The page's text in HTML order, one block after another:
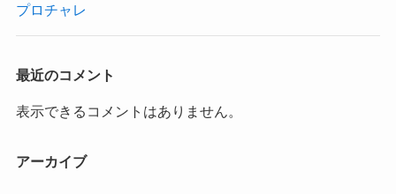
プロチャレ
最近のコメント
表示できるコメントはありません。
アーカイブ